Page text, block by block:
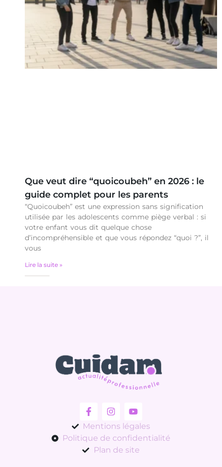
Que veut dire “quoicoubeh” en 2026 : le
guide complet pour les parents
“Quoicoubeh” est une expression sans signification
utilisée par les adolescents comme piège verbal : si
votre enfant vous dit quelque chose
d’incompréhensible et que vous répondez “quoi ?”, il
vous
Lire la suite »
Mentions légales
Politique de confidentialité
Plan de site